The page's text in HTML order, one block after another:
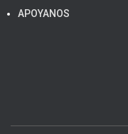
PRENSA